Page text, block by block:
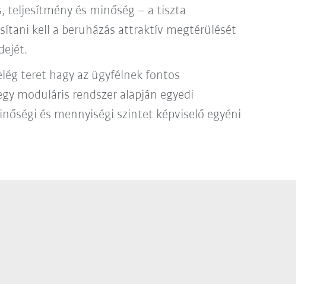
teljesítmény és minőség – a tiszta
kell a beruházás attraktív megtérülését
teret hagy az ügyfélnek fontos
moduláris rendszer alapján egyedi
és mennyiségi szintet képviselő egyéni